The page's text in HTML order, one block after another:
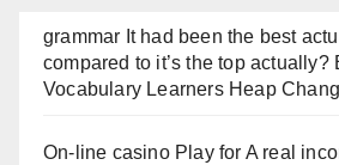
grammar It had been the best
compared to it’s the top actually?
Vocabulary Learners Heap
On-line casino Play for A real